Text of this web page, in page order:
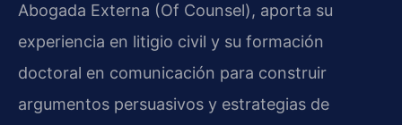
Abogada Externa (Of Counsel), aporta su
experiencia en litigio civil y su formación
doctoral en comunicación para construir
argumentos persuasivos y estrategias de